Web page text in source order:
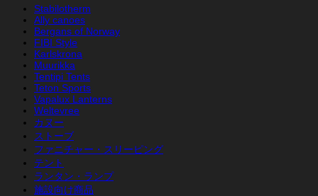
テ
ル
ム
ハ
タ
ー
フ
ラ
イ
パ
ン
21cm
個
Stabilotherm
Ally canoes
Bergans of Norway
FIBI Style
Karlskrona
Muurikka
Tentipi Tents
Teton Sports
Vapalux Lanterns
Weltevree
カヌー
ストーブ
ファニチャー・スリーピング
テント
ランタン・ランプ
施設向け商品